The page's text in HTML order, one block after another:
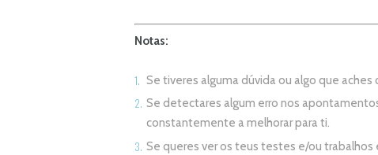
Notas:
Se tiveres alguma dúvida ou algo que
Se detectares algum erro nos
constantemente a melhorar para ti.
Se queres ver os teus testes e/ou